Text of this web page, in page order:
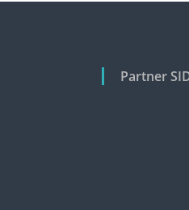
Partner